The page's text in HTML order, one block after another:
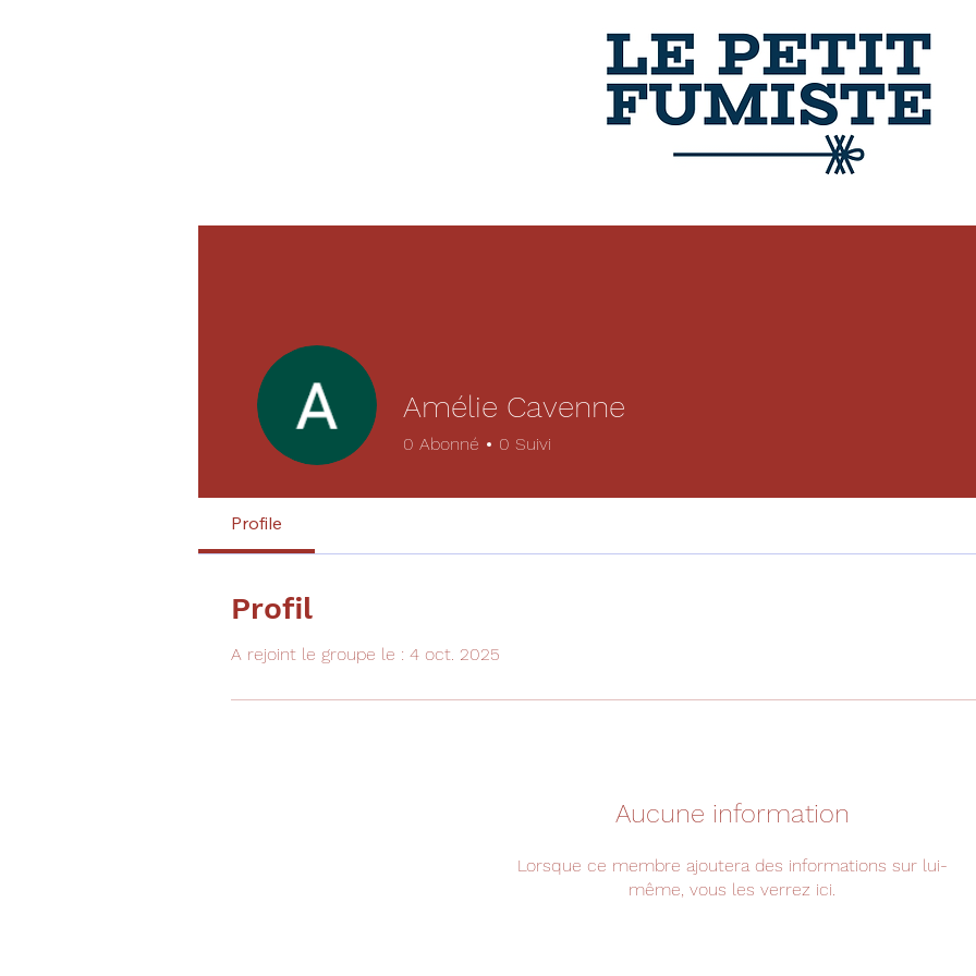
Amélie Cavenne
0 Abonné 0 Suivi
Profile
Profil
A rejoint le groupe le : 4 oct. 2025
Aucune information
Lorsque ce membre ajoutera des informations sur lui-
même, vous les verrez ici.